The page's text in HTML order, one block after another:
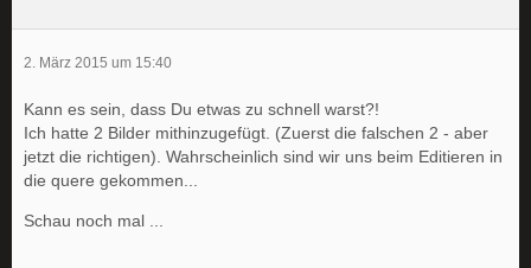
2. März 2015 um 15:40
Kann es sein, dass Du etwas zu schnell warst?!
Ich hatte 2 Bilder mithinzugefügt. (Zuerst die falschen 2 - aber
jetzt die richtigen). Wahrscheinlich sind wir uns beim Editieren in
die quere gekommen...
Schau noch mal ...